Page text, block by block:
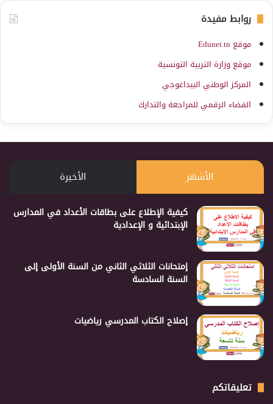
روابط مفيدة
موقع Edunet.tn
موقع وزارة التربية التونسية
المركز الوطني البيداغوجي
الفضاء الرقمي للمراجعة والتدارك
الأشهر الأخيرة
كيفية الإطلاع على بطاقات الأعداد في المدارس
الإبتدائية و الإعدادية
إمتحانات الثلاثي الثاني من السنة الأولى إلى
السنة السادسة
إصلاح الكتاب المدرسي رياضيات
تعليقاتكم